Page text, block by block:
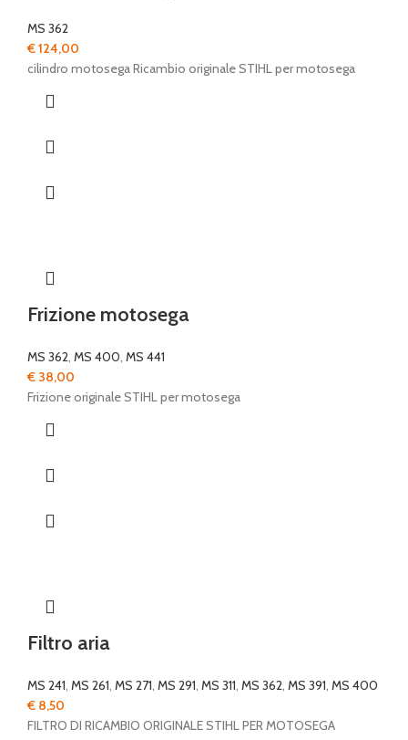
MS 362
€124,00
cilindro motosega Ricambio originale STIHL per motosega
Frizione motosega
MS 362, MS 400, MS 441
€ 38,00
Frizione originale STIHL per motosega
Filtro aria
MS 241, MS 261, MS 271, MS 291, MS 311, MS 362, MS 391, MS 400
€ 8,50
FILTRO DI RICAMBIO ORIGINALE STIHL PER MOTOSEGA